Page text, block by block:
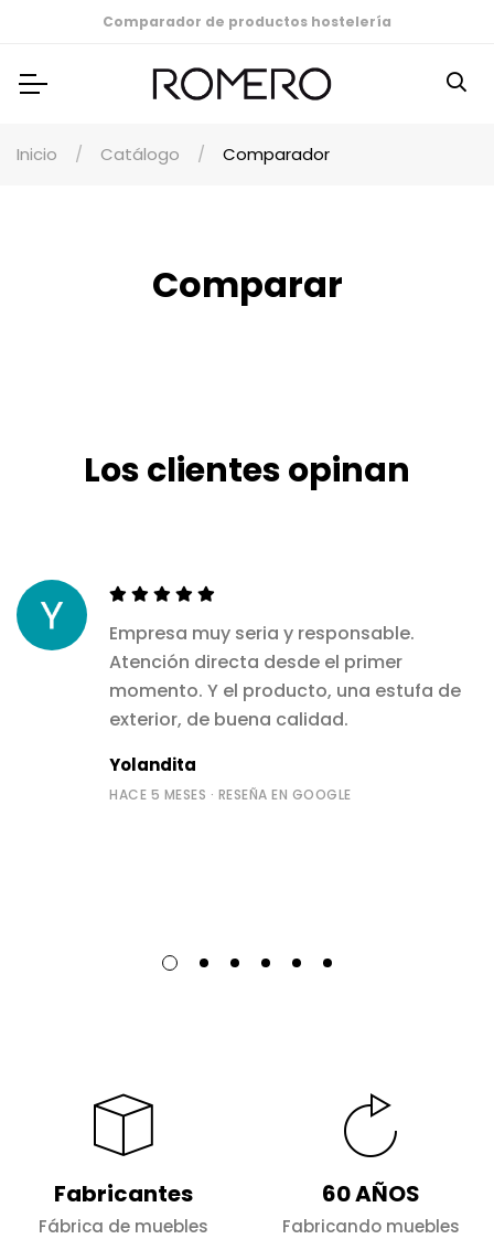
Comparador de productos hostelería
Inicio Catálogo Comparador
Comparar
Los clientes opinan
Empresa muy seria y responsable.
Atención directa desde el primer
momento. Y el producto, una estufa de
exterior, de buena calidad.
Yolandita
HACE 5 MESES · RESEÑA EN GOOGLE
Fabricantes
Fábrica de muebles
60 AÑOS
Fabricando muebles